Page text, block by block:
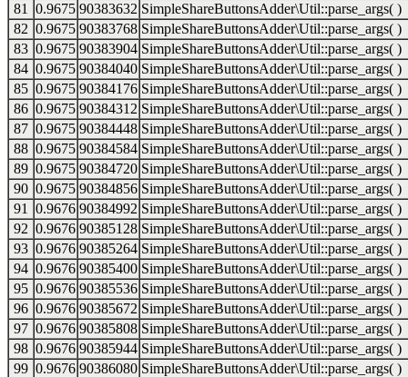
81
0.9675 90383632 SimpleShareButtonsAdder\Util::parse_args( )
82 0.9675 90383768 SimpleShareButtonsAdder\Util::parse_args( )
83 0.9675 90383904 SimpleShareButtonsAdder\Util::parse_args( )
84 0.9675 90384040 SimpleShareButtonsAdder\Util::parse_args( )
85 0.9675 90384176 SimpleShareButtonsAdder\Util::parse_args( )
86 0.9675 90384312 SimpleShareButtonsAdder\Util::parse_args( )
87 0.9675 90384448 SimpleShareButtonsAdder\Util::parse_args( )
88 0.9675 90384584 SimpleShareButtonsAdder\Util::parse_args( )
89 0.9675 90384720 SimpleShareButtonsAdder\Util::parse_args( )
90 0.9675 90384856 SimpleShareButtonsAdder\Util::parse_args( )
91
0.9676 90384992 SimpleShareButtonsAdder\Util::parse_args( )
92 0.9676 90385128 SimpleShareButtonsAdder\Util::parse_args( )
93 0.9676 90385264 SimpleShareButtonsAdder\Util::parse_args( )
94 0.9676 90385400 SimpleShareButtonsAdder\Util::parse_args( )
95 0.9676 90385536 SimpleShareButtonsAdder\Util::parse_args( )
96 0.9676 90385672 SimpleShareButtonsAdder\Util::parse_args( )
97 0.9676 90385808 SimpleShareButtonsAdder\Util::parse_args( )
98 0.9676 90385944 SimpleShareButtonsAdder\Util::parse_args( )
99 0.9676 90386080 SimpleShareButtonsAdder\Util::parse_args( )